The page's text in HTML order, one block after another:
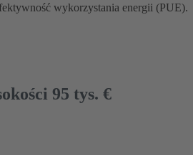
wykorzystania energii (PUE).
95 tys. €